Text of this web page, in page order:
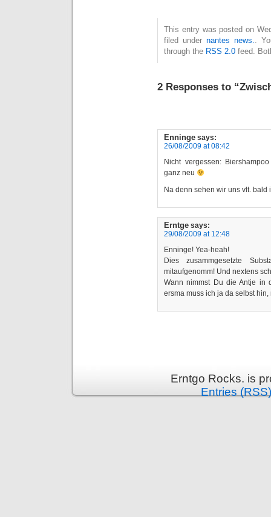
This entry was posted on
filed undernantes news.
.
through the RSS 2.0 feed.
2 Responses to
Enninge says:
26/08/2009 at 08:42
Nicht vergessen:
ganz neu
Na denn sehen wir uns vlt. bald
Erntge says:
29/08/2009 at 12:48
Enninge! Yea-heah!
Dies zusammgesetzte
mitaufgenomm! Und nextens
Wann nimmst Du die Antje in
ersma muss ich ja da selbst
Erntgo Rocks. is
Entries (RSS)